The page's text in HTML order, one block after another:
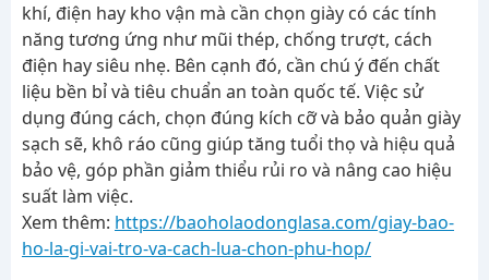
khí, điện hay kho vận mà cần chọn giày có các tính
năng tương ứng như mũi thép, chống trượt, cách
điện hay siêu nhẹ. Bên cạnh đó, cần chú ý đến chất
liệu bền bỉ và tiêu chuẩn an toàn quốc tế. Việc sử
dụng đúng cách, chọn đúng kích cỡ và bảo quản giày
sạch sẽ, khô ráo cũng giúp tăng tuổi thọ và hiệu quả
bảo vệ, góp phần giảm thiểu rủi ro và nâng cao hiệu
suất làm việc.
Xem thêm: https://baoholaodonglasa.com/giay-bao-
ho-la-gi-vai-tro-va-cach-lua-chon-phu-hop/